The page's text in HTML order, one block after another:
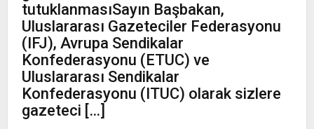
tutuklanmasıSayın Başbakan,
Uluslararası Gazeteciler Federasyonu
(IFJ), Avrupa Sendikalar
Konfederasyonu (ETUC) ve
Uluslararası Sendikalar
Konfederasyonu (ITUC) olarak sizlere
gazeteci […]